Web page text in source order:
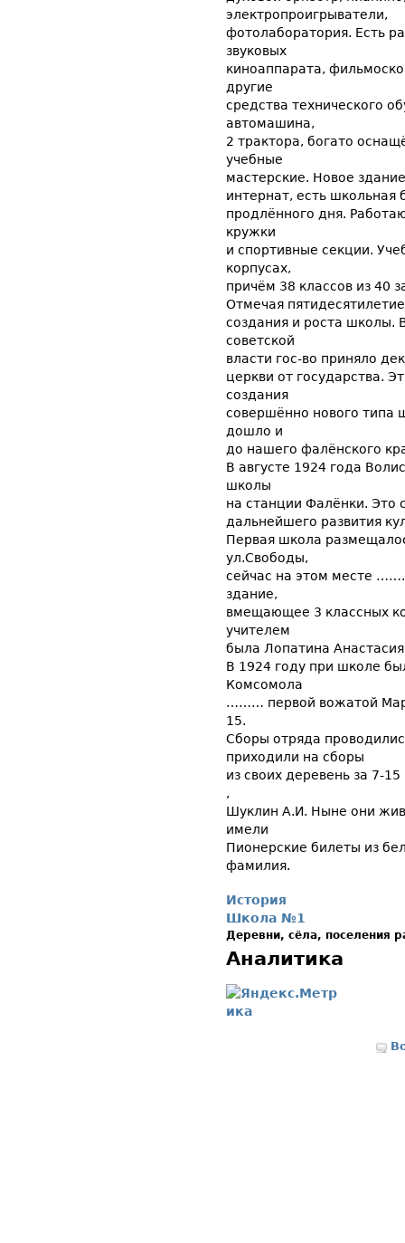
электропроигрыватели,
фотолаборатория. Есть
звуковых
киноаппарата,
другие
средства технического
автомашина,
2 трактора, богато
учебные
мастерские. Новое
интернат, есть школьная
продлённого дня.
кружки
и спортивные секции.
корпусах,
причём 38 классов из 40
Отмечая
создания и роста школы.
советской
власти гос-во приняло
церкви от государства.
создания
совершённо нового типа
дошло и
до нашего фалёнского
В августе 1924 года
школы
на станции Фалёнки. Это
дальнейшего развития
Первая школа
ул.Свободы,
сейчас на этом месте
здание,
вмещающее 3 классных
учителем
была Лопатина
В 1924 году при школе
Комсомола
……… первой вожатой
15.
Сборы отряда
приходили на сборы
из своих деревень за 7-
,
Шуклин А.И. Ныне они
имели
Пионерские билеты из
фамилия.
История
Школа №1
Деревни, сёла, поселения
Аналитика